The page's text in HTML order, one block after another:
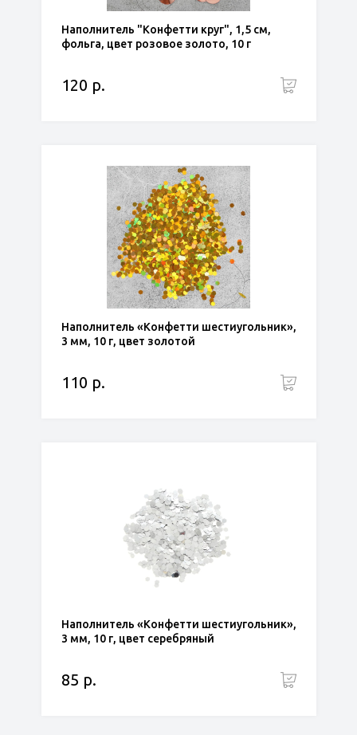
Наполнитель "Конфетти круг", 1,5 см,
фольга, цвет розовое золото, 10 г
120 р.
Наполнитель «Конфетти шестиугольник»,
3 мм, 10 г, цвет золотой
110 р.
Наполнитель «Конфетти шестиугольник»,
3 мм, 10 г, цвет серебряный
85 р.